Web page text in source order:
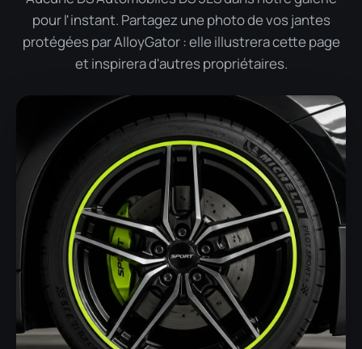
pour l'instant. Partagez une photo de vos jantes
protégées par AlloyGator : elle illustrera cette page
et inspirera d'autres propriétaires.